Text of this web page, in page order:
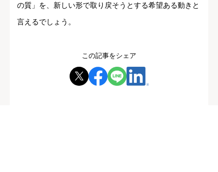
の質」を、新しい形で取り戻そうとする希望ある動きと
言えるでしょう。
この記事をシェア